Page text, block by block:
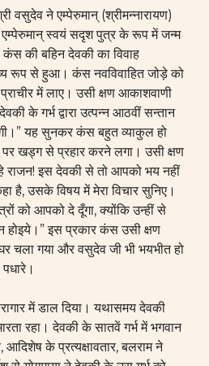
वसुदेव ने एम्पेरुमान् (श्रीमन्नारायण)
स्वयं सदृश पुत्र के रूप में जन्म
की बहिन देवकी का विवाह
रूप से हुआ। कंस नवविवाहित जोड़े को
में लाए। उसी क्षण आकाशवाणी
के गर्भ द्वारा उत्पन्न आठवीं सन्तान
यह सुनकर कंस बहुत व्याकुल हो
खड्ग से प्रहार करने लगा। उसी क्षण
राजन! इस देवकी से तो आपको भय नहीं
है, उसके विषय में मेरा विचार सुनिए।
को आपको दे दूँगा, क्योंकि उन्हीं से
इस प्रकार कंस उसी क्षण
चला गया और वसुदेव जी भी भयभीत हो
में डाल दिया। यथासमय देवकी
रहा। देवकी के सातवें गर्भ में भगवान
आदिशेष के प्रत्यक्षावतार, बलराम ने